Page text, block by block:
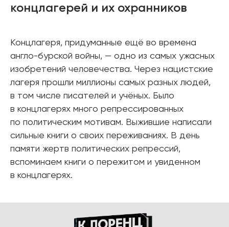
концлагерей и их охранников
Концлагеря, придуманные ещё во времена
англо-бурской войны, — одно из самых ужасных
изобретений человечества. Через нацистские
лагеря прошли миллионы самых разных людей,
в том числе писателей и учёных. Было
в концлагерях много репрессированных
по политическим мотивам. Выжившие написали
сильные книги о своих переживаниях. В день
памяти жертв политических репрессий,
вспоминаем книги о пережитом и увиденном
в концлагерях.